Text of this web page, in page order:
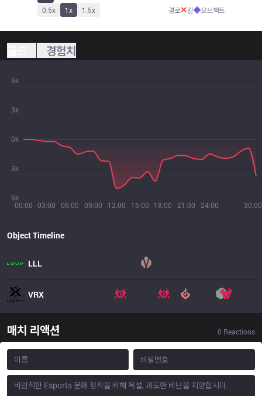
0.5x 1x 1.5x 경로✕킬◆오브젝트
경험치
00:00 03:00 06:00 09:00 12:00 15:00 18:00 21:00 24:00 30:00
6k
3k
0k
3k
6k
Object Timeline
LLL
VRX
매치 리액션 0 Reactions